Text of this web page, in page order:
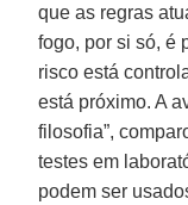
que as regras
fogo, por si só, é
risco está
está próximo. A
filosofia”,
testes em
podem ser